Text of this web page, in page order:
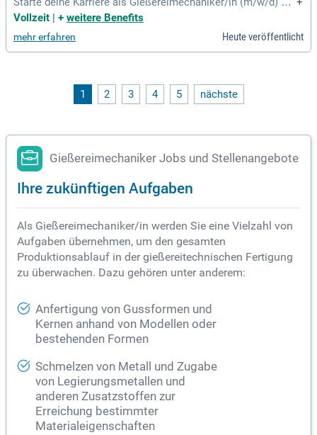
RIEGER und gestalte Zukunft in der Industrie! In diesem dual
er Berufsschule Stuttgart. Deine Tätigkeitsfelder umfassen
den Schmelzbetrieb, Formanlagen und Handformguss. Vora
ollen Projekten, modern ausgestatteten Arbeitsplätzen und
32 Urlaubstagen. Werde Teil eines global agierenden Untern
Vollzeit
+ weitere Benefits
mehr erfahren Heute veröffentlicht
1 2 3 4 5 nächste
Gießereimechaniker Jobs und Stellenangebote
Ihre zukünftigen Aufgaben
Als Gießereimechaniker/in werden Sie eine Vielzahl von
Aufgaben übernehmen, um den gesamten
Produktionsablauf in der gießereitechnischen Fertigung
zu überwachen. Dazu gehören unter anderem:
Anfertigung von Gussformen und
Kernen anhand von Modellen oder
bestehenden Formen
Schmelzen von Metall und Zugabe
von Legierungsmetallen und
anderen Zusatzstoffen zur
Erreichung bestimmter
Materialeigenschaften